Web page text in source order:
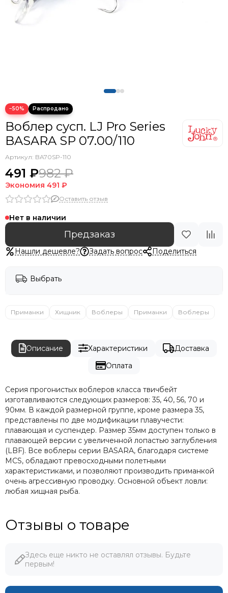
−50%
Воблер сусп. LJ Pro Series
BASARA SP 07.00/110
Артикул: BA70SP-110
491 ₽982 ₽
Экономия 491 ₽
Оставить отзыв
Нет в наличии
Предзаказ
Нашли дешевле? Задать вопрос Поделиться
Выбрать
Приманки Хищник Воблеры Приманки Воблеры
Описание Характеристики
Доставка
Оплата
Серия прогонистых воблеров класса твичбейт
изготавливаются следующих размеров: 35, 40, 56, 70 и
90мм. В каждой размерной группе, кроме размера 35,
представлены по две модификации плавучести:
плавающая и суспендер. Размер 35мм доступен только в
плавающей версии с увеличенной лопастью заглубления
(LBF). Все воблеры серии BASARA, благодаря системе
MCS, обладают превосходными полетными
характеристиками, и позволяют производить приманкой
очень агрессивную проводку. Основной объект ловли:
любая хищная рыба.
Отзывы о товаре
Здесь еще никто не оставлял отзывы. Будьте
первым!